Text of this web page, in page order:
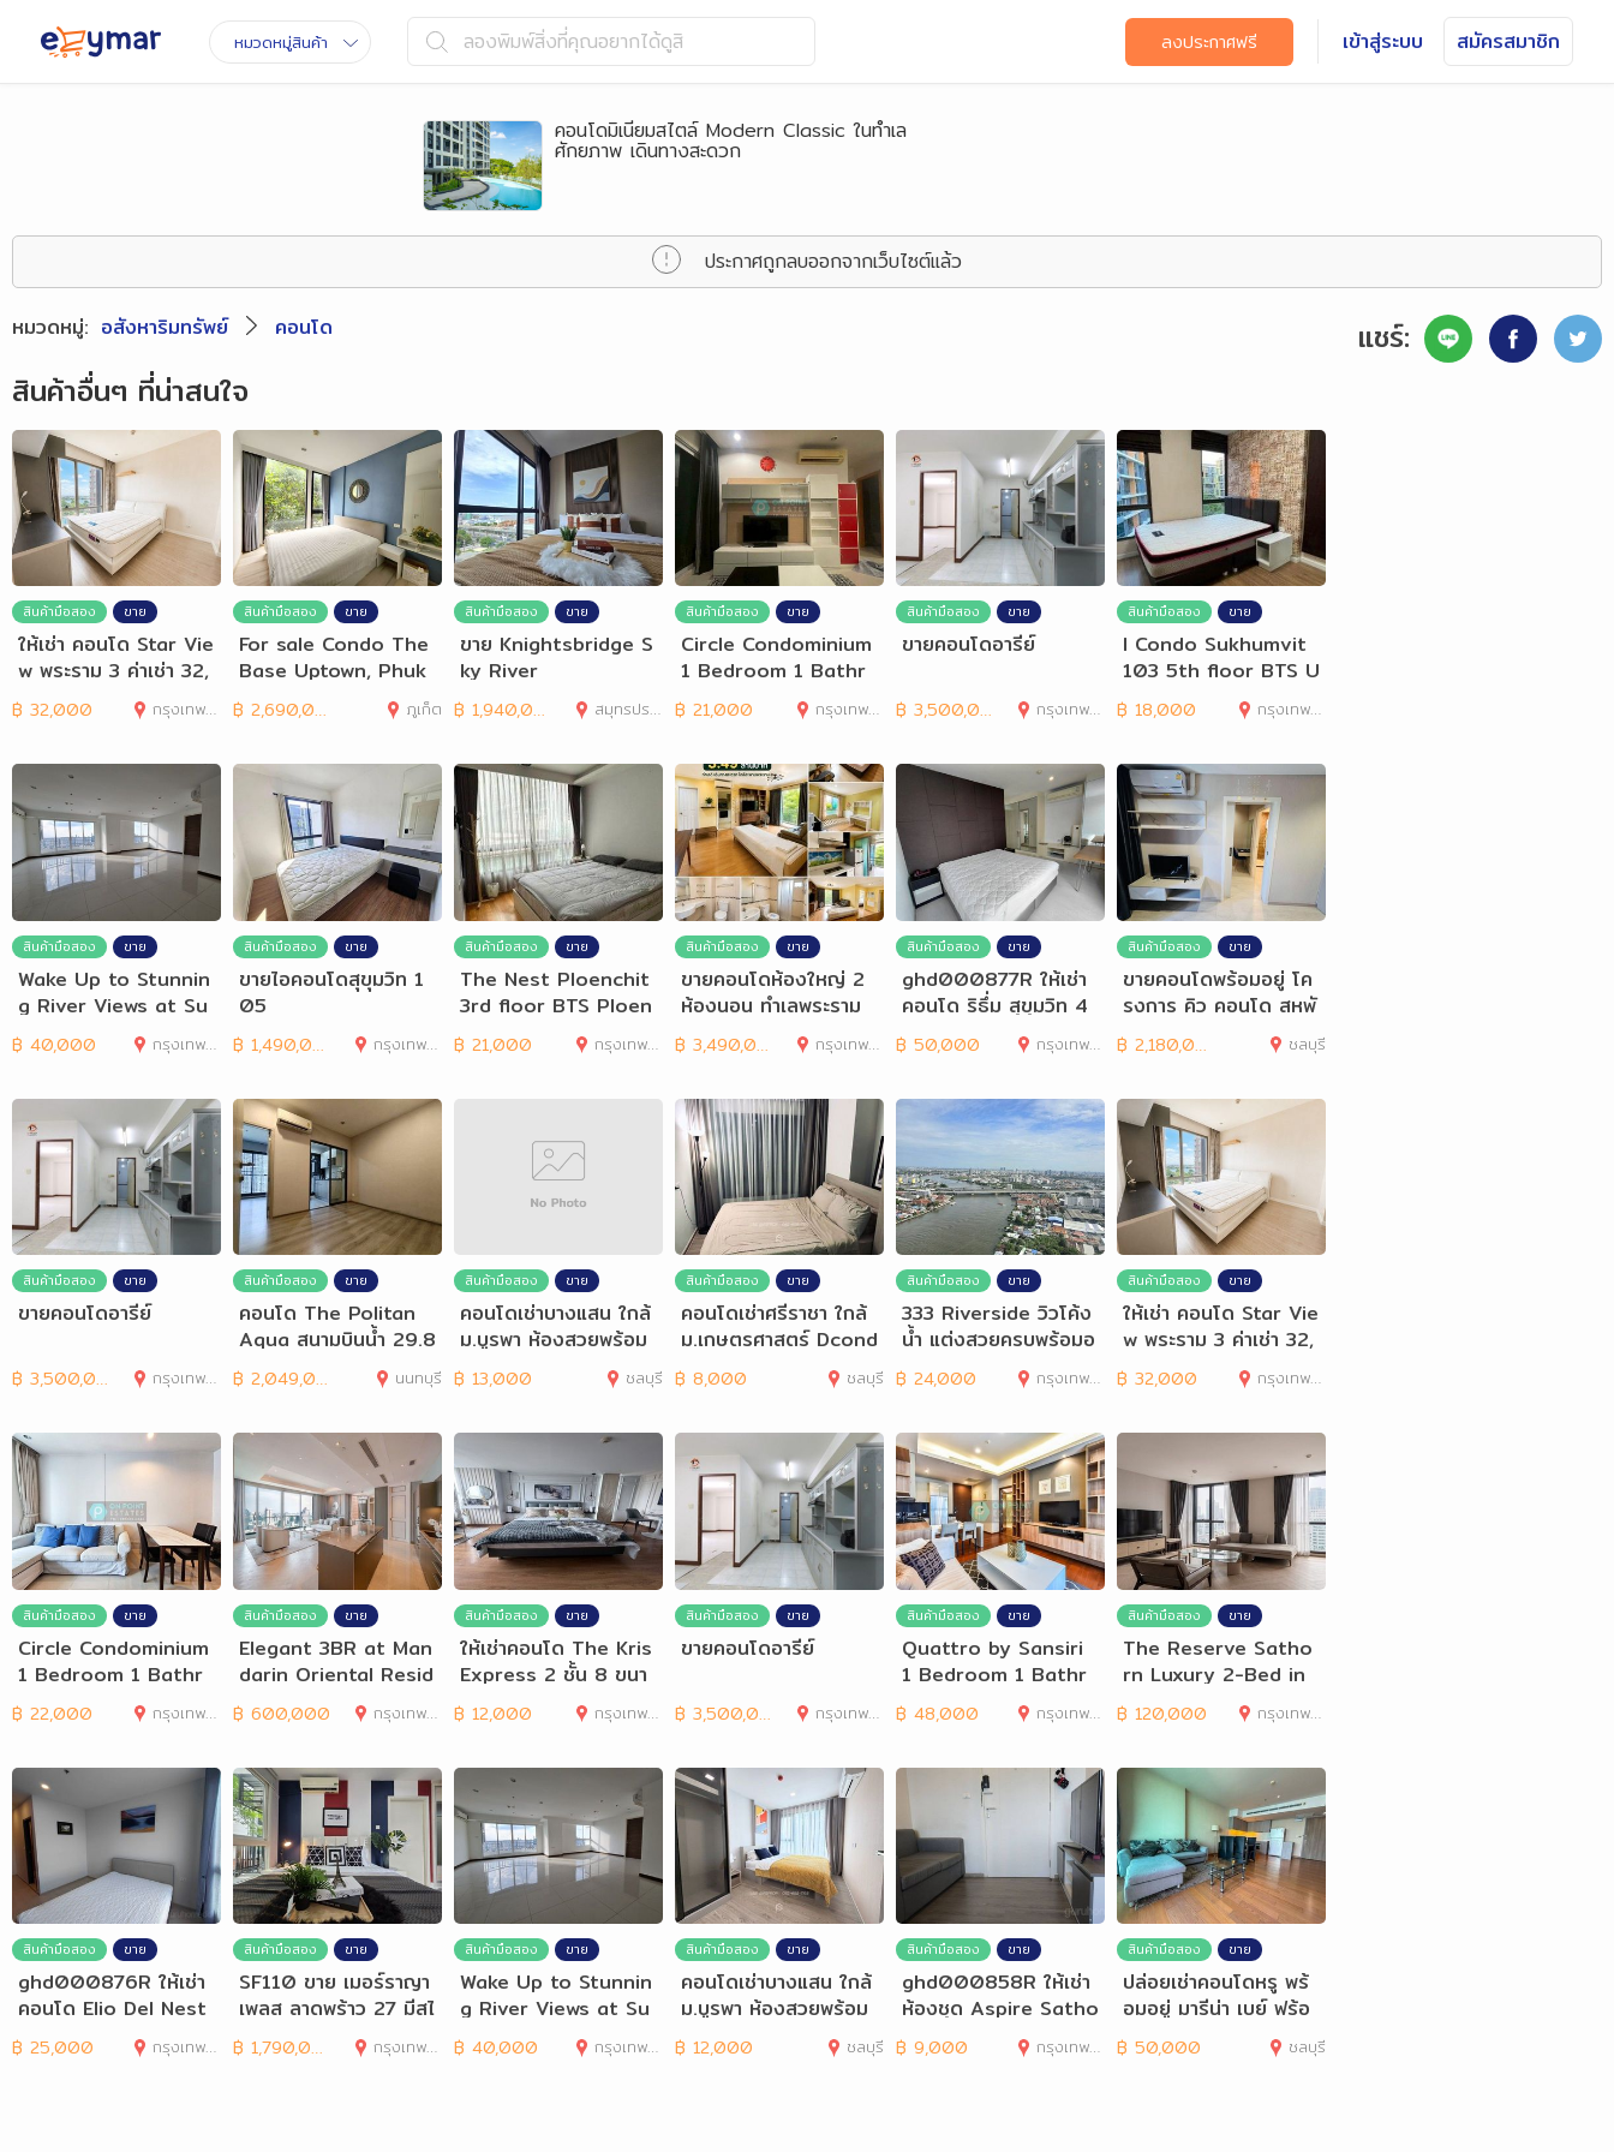
หมวดหมู่สินค้า ลองพิมพ์สิ่งที่คุณอยากได้ดูสิ ลงประกาศฟรี เข้าสู่ระบบ สมัครสมาชิก
คอนโดมิเนียมสไตล์ Modern Classic ในทำเล
ศักยภาพ เดินทางสะดวก
ประกาศถูกลบออกจากเว็บไซต์แล้ว
หมวดหมู่: อสังหาริมทรัพย์ คอนโด
แชร์:
สินค้าอื่นๆ ที่น่าสนใจ
สินค้ามือสอง ขาย
ให้เช่า คอนโด Star Vie
w พระราม 3 ค่าเช่า 32,
000 บาท/เดือน
฿ 32,000 กรุงเทพมหานคร
สินค้ามือสอง ขาย
For sale Condo The
Base Uptown, Phuk
et
฿ 2,690,000 ภูเก็ต
สินค้ามือสอง ขาย
ขาย Knightsbridge S
ky River
฿ 1,940,000 สมุทรปราการ
สินค้ามือสอง ขาย
Circle Condominium
1 Bedroom 1 Bathr
oom for Rent
฿ 21,000 กรุงเทพมหานคร
สินค้ามือสอง ขาย
ขายคอนโดอารีย์
฿ 3,500,000 กรุงเทพมหานคร
สินค้ามือสอง ขาย
I Condo Sukhumvit
103 5th floor BTS U
domsuk
฿ 18,000 กรุงเทพมหานคร
สินค้ามือสอง ขาย
Wake Up to Stunnin
g River Views at Su
palai Prima Riva
฿ 40,000 กรุงเทพมหานคร
สินค้ามือสอง ขาย
ขายไอคอนโดสุขุมวิท 1
05
฿ 1,490,000 กรุงเทพมหานคร
สินค้ามือสอง ขาย
The Nest Ploenchit
3rd floor BTS Ploen
Chit
฿ 21,000 กรุงเทพมหานคร
สินค้ามือสอง ขาย
ขายคอนโดห้องใหญ่ 2
ห้องนอน ทำเลพระราม
8 Lumpini Place Ra
ma8
฿ 3,490,000 กรุงเทพมหานคร
สินค้ามือสอง ขาย
ghd000877R ให้เช่า
คอนโด ริธึ่ม สุขุมวิท 4
2 ขนาด 78 ตรม
฿ 50,000 กรุงเทพมหานคร
สินค้ามือสอง ขาย
ขายคอนโดพร้อมอยู่ โค
รงการ คิว คอนโด สหพั
ฒน์-ศรีราชา เจ้าของข
฿ 2,180,000 ชลบุรี
สินค้ามือสอง ขาย
ขายคอนโดอารีย์
฿ 3,500,000 กรุงเทพมหานคร
สินค้ามือสอง ขาย
คอนโด The Politan
Aqua สนามบินน้ำ 29.8
4 ตร.ม. ชั้น 19
฿ 2,049,000 นนทบุรี
สินค้ามือสอง ขาย
คอนโดเช่าบางแสน ใกล้
ม.บูรพา ห้องสวยพร้อม
อยู่ Kave
฿ 13,000 ชลบุรี
สินค้ามือสอง ขาย
คอนโดเช่าศรีราชา ใกล้
ม.เกษตรศาสตร์ Dcond
o Vale
฿ 8,000 ชลบุรี
สินค้ามือสอง ขาย
333 Riverside วิวโค้ง
น้ำ แต่งสวยครบพร้อมอ
ยู่ ติด MRT &
฿ 24,000 กรุงเทพมหานคร
สินค้ามือสอง ขาย
ให้เช่า คอนโด Star Vie
w พระราม 3 ค่าเช่า 32,
000 บาท/เดือน
฿ 32,000 กรุงเทพมหานคร
สินค้ามือสอง ขาย
Circle Condominium
1 Bedroom 1 Bathr
oom for Rent
฿ 22,000 กรุงเทพมหานคร
สินค้ามือสอง ขาย
Elegant 3BR at Man
darin Oriental Resid
ences for Rent or
Buy
฿ 600,000 กรุงเทพมหานคร
สินค้ามือสอง ขาย
ให้เช่าคอนโด The Kris
Express 2 ชั้น 8 ขนา
ด 29.51 ตร.ม.
฿ 12,000 กรุงเทพมหานคร
สินค้ามือสอง ขาย
ขายคอนโดอารีย์
฿ 3,500,000 กรุงเทพมหานคร
สินค้ามือสอง ขาย
Quattro by Sansiri
1 Bedroom 1 Bathr
oom for Rent
฿ 48,000 กรุงเทพมหานคร
สินค้ามือสอง ขาย
The Reserve Satho
rn Luxury 2-Bed in
the Heart of Satho
rn
฿ 120,000 กรุงเทพมหานคร
สินค้ามือสอง ขาย
ghd000876R ให้เช่า
คอนโด Elio Del Nest
อุดมสุข ขนาด 52 ตรม
฿ 25,000 กรุงเทพมหานคร
สินค้ามือสอง ขาย
SF110 ขาย เมอร์ราญา
เพลส ลาดพร้าว 27 มีสไ
ตย์ ร่มรื่น
฿ 1,790,000 กรุงเทพมหานคร
สินค้ามือสอง ขาย
Wake Up to Stunnin
g River Views at Su
palai Prima Riva
฿ 40,000 กรุงเทพมหานคร
สินค้ามือสอง ขาย
คอนโดเช่าบางแสน ใกล้
ม.บูรพา ห้องสวยพร้อม
อยู่ Kave
฿ 12,000 ชลบุรี
สินค้ามือสอง ขาย
ghd000858R ให้เช่า
ห้องชุด Aspire Satho
rn Taksin คอปเปอร์โซ
น
฿ 9,000 กรุงเทพมหานคร
สินค้ามือสอง ขาย
ปล่อยเช่าคอนโดหรู พร้
อมอยู่ มารีน่า เบย์ ฟร้อ
นท์ ศรีราชา
฿ 50,000 ชลบุรี